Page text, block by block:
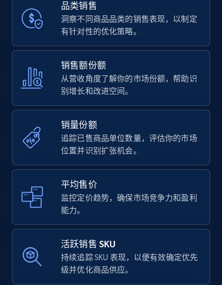
品类销售
洞察不同商品品类的销售表现，以制定
有针对性的优化策略。
销售额份额
从营收角度了解你的市场份额，帮助识
别增长和改进空间。
销量份额
追踪已售商品单位数量，评估你的市场
位置并识别扩张机会。
平均售价
监控定价趋势，确保市场竞争力和盈利
能力。
活跃销售 SKU
持续追踪 SKU 表现，以便有效确定优先
级并优化商品供应。